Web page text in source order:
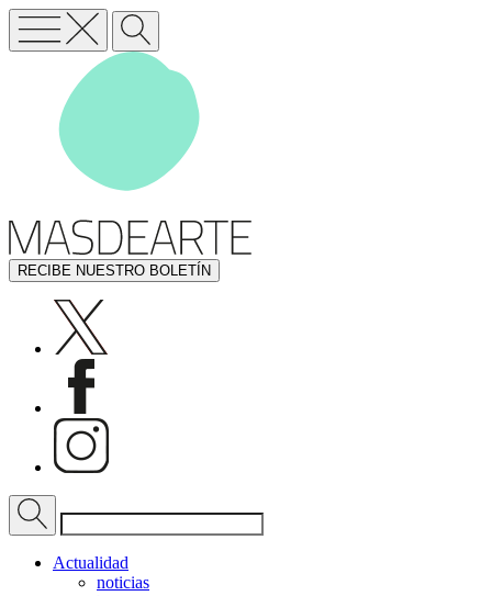
RECIBE NUESTRO BOLETÍN
Actualidad
noticias